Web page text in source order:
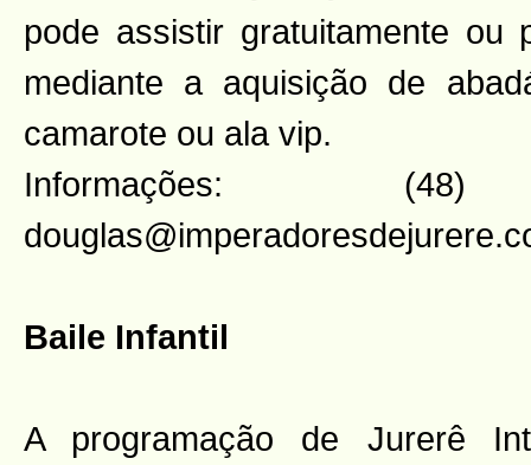
pode assistir gratuitamente ou
mediante a aquisição de
camarote ou ala vip.
Informações: (48)
Baile Infantil
A programação de Jurerê